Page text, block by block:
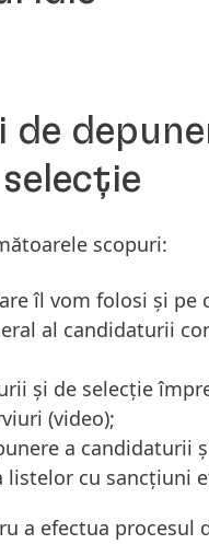
de
scopuri:
îl vom folosi și pe
al candidaturii
și de selecție
(video);
a candidaturii
cu sancțiuni
a efectua procesul